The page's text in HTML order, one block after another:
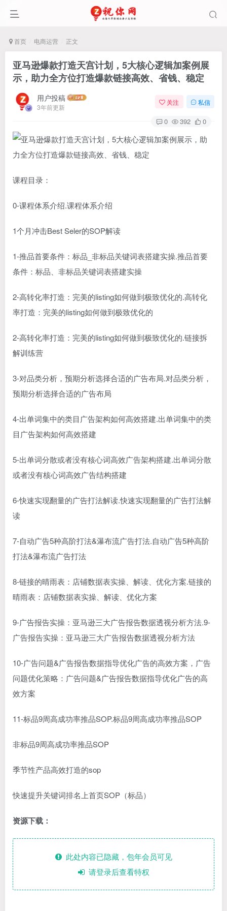
首页 电商运营 正文
亚马逊爆款打造天宫计划，5大核心逻辑加案例展
示，助力全方位打造爆款链接高效、省钱、稳定
用户投稿
3年前更新
关注 私信
0 392 0
课程目录：
0-课程体系介绍.课程体系介绍
1个月冲击Best Seler的SOP解读
1-推品首要条件：标品_非标品关键词表搭建实操.推品首要
条件：标品、非标品关键词表搭建实操
2-高转化率打造：完美的listing如何做到极致优化的.高转化
率打造：完美的listing如何做到极致优化的
2-高转化率打造：完美的listing如何做到极致优化的.链接拆
解训练营
3-对品类分析，预期分析选择合适的广告布局.对品类分析，
预期分析选择合适的广告布局
4-出单词集中的类目广告架构如何高效搭建.出单词集中的类
目广告架构如何高效搭建
5-出单词分散或者没有核心词高效广告架构搭建.出单词分散
或者没有核心词高效广告结构搭建
6-快速实现翻量的广告打法解读.快速实现翻量的广告打法解
读
7-自动广告5种高阶打法&瀑布流广告打法.自动广告5种高阶
打法&瀑布流广告打法
8-链接的晴雨表：店铺数据表实操、解读、优化方案.链接的
晴雨表：店铺数据表实操、解读、优化方案
9-广告报告实操：亚马逊三大广告报告数据透视分析方法.9-
广告报告实操：亚马逊三大广告报告数据透视分析方法
10-广告问题&广告报告数据指导优化广告的高效方案，广告
问题优化策略：广告问题&广告报告数据指导优化广告的高
效方案
11-标品9周高成功率推品SOP.标品9周高成功率推品SOP
非标品9周高成功率推品SOP
季节性产品高效打造的sop
快速提升关键词排名上首页SOP（标品）
资源下载：
此处内容已隐藏，包年会员可见
请登录后查看特权